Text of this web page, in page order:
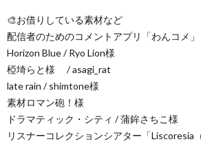
🎨お借りしている素材など
配信者のためのコメントアプリ「わんコメ」
Horizon Blue / Ryo Lion様
椏埼らと様 / asagi_rat
late rain / shimtone様
素材ロマン砲！様
ドラマティック・シティ / 蒲鉾さちこ様
リスナーコレクションシアター「Liscoresia